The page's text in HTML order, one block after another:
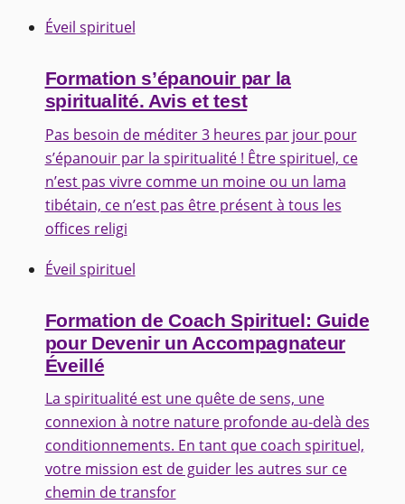
Éveil spirituel
Formation s’épanouir par la
spiritualité. Avis et test
Pas besoin de méditer 3 heures par jour pour
s’épanouir par la spiritualité ! Être spirituel, ce
n’est pas vivre comme un moine ou un lama
tibétain, ce n’est pas être présent à tous les
offices religi
Éveil spirituel
Formation de Coach Spirituel: Guide
pour Devenir un Accompagnateur
Éveillé
La spiritualité est une quête de sens, une
connexion à notre nature profonde au-delà des
conditionnements. En tant que coach spirituel,
votre mission est de guider les autres sur ce
chemin de transfor